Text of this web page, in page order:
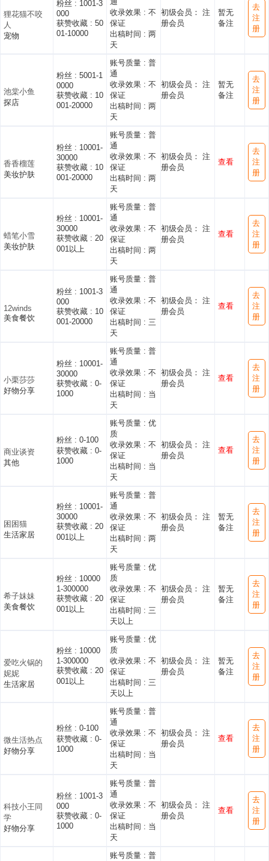
狸花猫不咬
人
宠物
粉丝 : 1001-3
000
获赞收藏 : 50
01-10000
收录效果 : 不
保证
出稿时间 : 两
天
初级会员： 注
册会员
暂无
备注
去
注
册
池棠小鱼
探店
粉丝 : 5001-1
0000
获赞收藏 : 10
001-20000
账号质量 : 普
通
收录效果 : 不
保证
出稿时间 : 两
天
初级会员： 注
册会员
暂无
备注
去
注
册
香香榴莲
美妆护肤
粉丝 : 10001-
30000
获赞收藏 : 10
001-20000
账号质量 : 普
通
收录效果 : 不
保证
出稿时间 : 两
天
初级会员： 注
册会员
查看
去
注
册
蜡笔小雪
美妆护肤
粉丝 : 10001-
30000
获赞收藏 : 20
001以上
账号质量 : 普
通
收录效果 : 不
保证
出稿时间 : 两
天
初级会员： 注
册会员
查看
去
注
册
12winds
美食餐饮
粉丝 : 1001-3
000
获赞收藏 : 10
001-20000
账号质量 : 普
通
收录效果 : 不
保证
出稿时间 : 三
天
初级会员： 注
册会员
查看
去
注
册
小栗莎莎
好物分享
粉丝 : 10001-
30000
获赞收藏 : 0-
1000
账号质量 : 普
通
收录效果 : 不
保证
出稿时间 : 当
天
初级会员： 注
册会员
查看
去
注
册
商业谈资
其他
粉丝 : 0-100
获赞收藏 : 0-
1000
账号质量 : 优
质
收录效果 : 不
保证
出稿时间 : 当
天
初级会员： 注
册会员
查看
去
注
册
困困猫
生活家居
粉丝 : 10001-
30000
获赞收藏 : 20
001以上
账号质量 : 普
通
收录效果 : 不
保证
出稿时间 : 两
天
初级会员： 注
册会员
暂无
备注
去
注
册
希子妹妹
美食餐饮
粉丝 : 10000
1-300000
获赞收藏 : 20
001以上
账号质量 : 优
质
收录效果 : 不
保证
出稿时间 : 三
天以上
初级会员： 注
册会员
暂无
备注
去
注
册
爱吃火锅的
妮妮
生活家居
粉丝 : 10000
1-300000
获赞收藏 : 20
001以上
账号质量 : 优
质
收录效果 : 不
保证
出稿时间 : 三
天以上
初级会员： 注
册会员
暂无
备注
去
注
册
微生活热点
好物分享
粉丝 : 0-100
获赞收藏 : 0-
1000
账号质量 : 普
通
收录效果 : 不
保证
出稿时间 : 当
天
初级会员： 注
册会员
查看
去
注
册
科技小王同
学
好物分享
粉丝 : 1001-3
000
获赞收藏 : 0-
1000
账号质量 : 普
通
收录效果 : 不
保证
出稿时间 : 当
天
初级会员： 注
册会员
查看
去
注
册
账号质量 : 普